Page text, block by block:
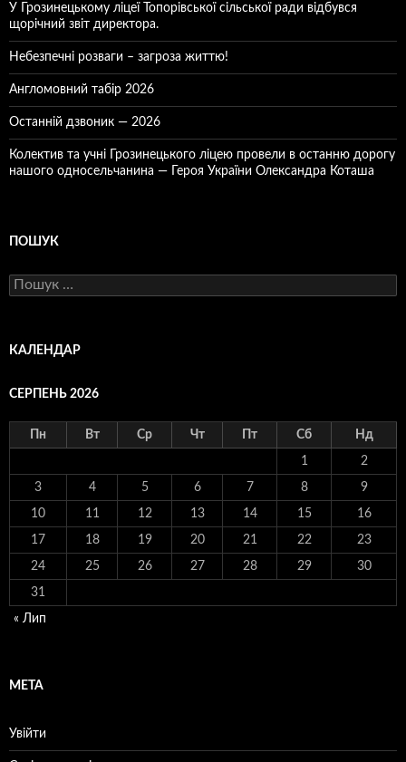
У Грозинецькому ліцеї Топорівської сільської ради відбувся
щорічний звіт директора.
Небезпечні розваги – загроза життю!
Англомовний табір 2026
Останній дзвоник — 2026
Колектив та учні Грозинецького ліцею провели в останню дорогу
нашого односельчанина — Героя України Олександра Коташа
ПОШУК
Пошук:
КАЛЕНДАР
СЕРПЕНЬ 2026
Пн Вт Ср Чт Пт Сб Нд
1 2
3 4 5 6 7 8 9
10 11 12 13 14 15 16
17 18 19 20 21 22 23
24 25 26 27 28 29 30
31
« Лип
МЕТА
Увійти